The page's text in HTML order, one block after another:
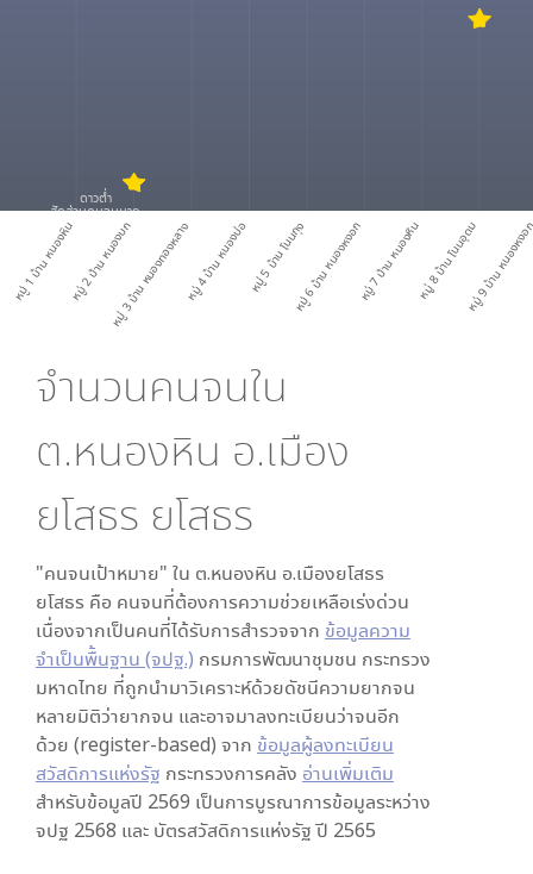
หมู่ 1 บ้าน หนองหินหมู่ 2 บ้าน หนองบกหมู่ 3 บ้าน หนองทองหลางหมู่ 4 บ้าน หนองบ่อหมู่ 5 บ้าน โนนกุงหมู่ 6 บ้าน หนองหงอกหมู่ 7 บ้าน หนองหินหมู่ 8 บ้าน โนนอุดมหมู่ 9 บ้าน หนอ
ดาวต่ำ
สัดส่วนคนจนมาก
จำนวนคนจนใน
ต.หนองหิน อ.เมือง
ยโสธร ยโสธร
"คนจนเป้าหมาย" ใน ต.หนองหิน อ.เมืองยโสธร
ยโสธร คือ คนจนที่ต้องการความช่วยเหลือเร่งด่วน
เนื่องจากเป็นคนที่ได้รับการสำรวจจาก ข้อมูลความ
จำเป็นพื้นฐาน (จปฐ.) กรมการพัฒนาชุมชน กระทรวง
มหาดไทย ที่ถูกนำมาวิเคราะห์ด้วยดัชนีความยากจน
หลายมิติว่ายากจน และอาจมาลงทะเบียนว่าจนอีก
ด้วย (register-based) จาก ข้อมูลผู้ลงทะเบียน
สวัสดิการแห่งรัฐ กระทรวงการคลัง อ่านเพิ่มเติม
สำหรับข้อมูลปี 2569 เป็นการบูรณาการข้อมูลระหว่าง
จปฐ 2568 และ บัตรสวัสดิการแห่งรัฐ ปี 2565